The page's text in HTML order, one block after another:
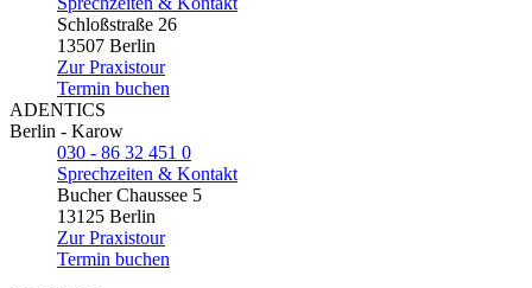
Schloßstraße 26
13507 Berlin
Zur Praxistour
Termin buchen
ADENTICS
Berlin - Karow
030 - 86 32 451 0
Sprechzeiten & Kontakt
Bucher Chaussee 5
13125 Berlin
Zur Praxistour
Termin buchen